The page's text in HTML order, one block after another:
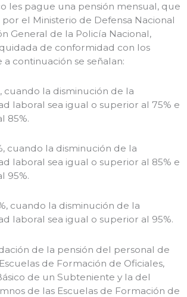
les pague una pensión mensual, que
el Ministerio de Defensa Nacional
General de la Policía Nacional,
de conformidad con los
continuación se señalan:
cuando la disminución de la
laboral sea igual o superior al 75% e
85%.
cuando la disminución de la
laboral sea igual o superior al 85% e
95%.
cuando la disminución de la
laboral sea igual o superior al 95%.
de la pensión del personal de
de Formación de Oficiales,
de un Subteniente y la del
de las Escuelas de Formación de